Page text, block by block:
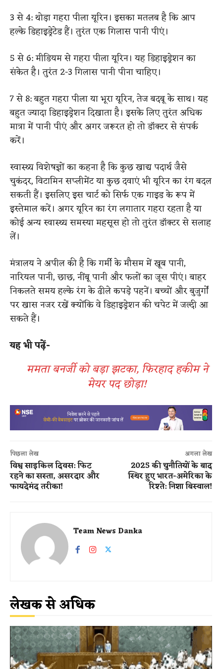
3 से 4: थोड़ा गहरा पीला यूरिन। इसका मतलब है कि आप
हल्के डिहाइड्रेटेड हैं। तुरंत एक गिलास पानी पीएं।
5 से 6: मीडियम से गहरा पीला यूरिन। यह डिहाइड्रेशन का
संकेत है। तुरंत 2-3 गिलास पानी पीना चाहिए।
7 से 8: बहुत गहरा पीला या भूरा यूरिन, तेज बदबू के साथ। यह
बहुत ज्यादा डिहाइड्रेशन दिखाता है। इसके लिए तुरंत अधिक
मात्रा में पानी पीएं और अगर जरूरत हो तो डॉक्टर से संपर्क
करें।
स्वास्थ्य विशेषज्ञों का कहना है कि कुछ खाद्य पदार्थ जैसे
चुकंदर, विटामिन सप्लीमेंट या कुछ दवाएं भी यूरिन का रंग बदल
सकती हैं। इसलिए इस चार्ट को सिर्फ एक गाइड के रूप में
इस्तेमाल करें। अगर यूरिन का रंग लगातार गहरा रहता है या
कोई अन्य स्वास्थ्य समस्या महसूस हो तो तुरंत डॉक्टर से सलाह
लें।
मंत्रालय ने अपील की है कि गर्मी के मौसम में खूब पानी,
नारियल पानी, छाछ, नींबू पानी और फलों का जूस पीएं। बाहर
निकलते समय हल्के रंग के ढीले कपड़े पहनें। बच्चों और बुजुर्गों
पर खास नजर रखें क्योंकि वे डिहाइड्रेशन की चपेट में जल्दी आ
सकते हैं।
यह भी पढ़ें-
ममता बनर्जी को बड़ा झटका, फिरहाद हकीम ने
मेयर पद छोड़ा!
पिछला लेख
विश्व साइकिल दिवस: फिट
रहने का सस्ता, असरदार और
फायदेमंद तरीका!
अगला लेख
2025 की चुनौतियों के बाद
स्थिर हुए भारत-अमेरिका के
रिश्ते: निशा बिस्वाल!
Team News Danka
लेखक से अधिक